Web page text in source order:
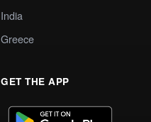
India
Greece
GET THE APP